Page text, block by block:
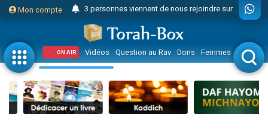
Mon compte 3 personnes viennent de nous rejoindre sur WhatsApp
Odaya vient de donner son Maasser
3 personnes viennent de faire un don pour 5 jours de vacances aux Orphelins
3 personnes viennent de faire un don pour Diane, 80 ans, dans un appartement insalubre
2 personnes viennent de nous rejoindre sur WhatsApp
13 personnes viennent de demander une bénédiction
30 personnes viennent de faire un don pour Sauvez la jambe de Yohan
ON AIR Vidéos Question au Rav Dons Femmes Enfants